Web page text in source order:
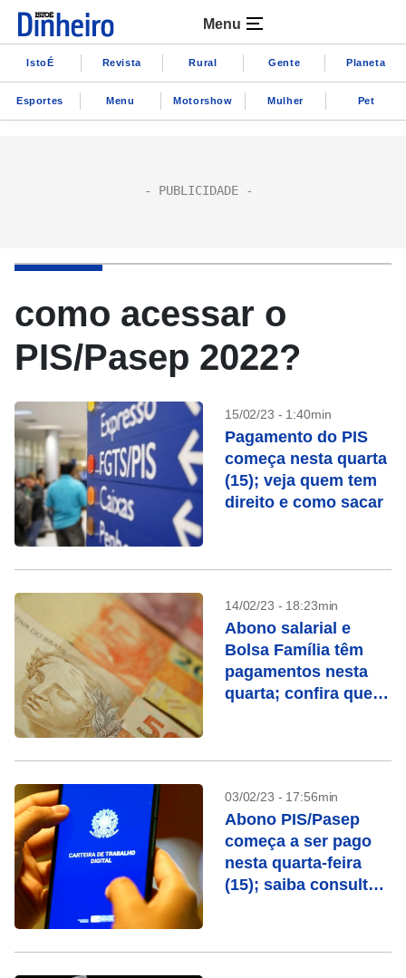
Menu
IstoÉ Revista Rural Gente Planeta
Esportes Menu Motorshow Mulher Pet
como acessar o
PIS/Pasep 2022?
15/02/23 - 1:40min
Pagamento do PIS
começa nesta quarta
(15); veja quem tem
direito e como sacar
14/02/23 - 18:23min
Abono salarial e
Bolsa Família têm
pagamentos nesta
quarta; confira quem
03/02/23 - 17:56min
Abono PIS/Pasep
começa a ser pago
nesta quarta-feira
(15); saiba consultar